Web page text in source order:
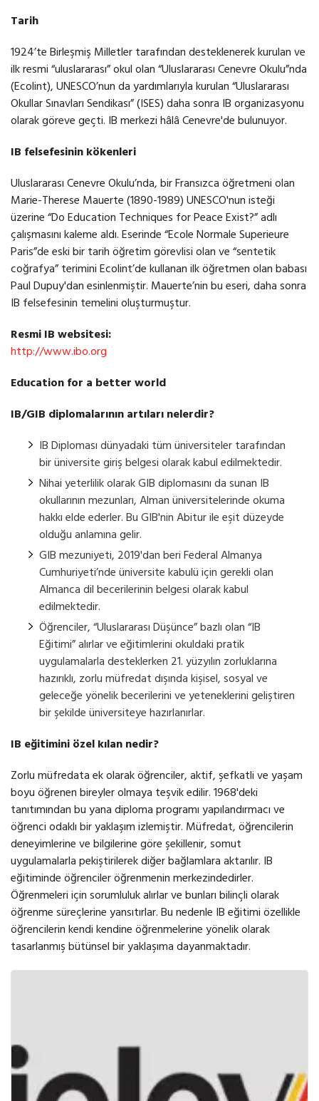
Tarih
1924’te Birleşmiş Milletler tarafından desteklenerek kurulan ve
ilk resmi “uluslararası” okul olan “Uluslararası Cenevre Okulu”nda
(Ecolint), UNESCO’nun da yardımlarıyla kurulan “Uluslararası
Okullar Sınavları Sendikası” (ISES) daha sonra IB organizasyonu
olarak göreve geçti. IB merkezi hâlâ Cenevre'de bulunuyor.
IB felsefesinin kökenleri
Uluslararası Cenevre Okulu’nda, bir Fransızca öğretmeni olan
Marie-Therese Mauerte (1890-1989) UNESCO'nun isteği
üzerine “Do Education Techniques for Peace Exist?” adlı
çalışmasını kaleme aldı. Eserinde “Ecole Normale Superieure
Paris”de eski bir tarih öğretim görevlisi olan ve “sentetik
coğrafya” terimini Ecolint’de kullanan ilk öğretmen olan babası
Paul Dupuy'dan esinlenmiştir. Mauerte’nin bu eseri, daha sonra
IB felsefesinin temelini oluşturmuştur.
Resmi IB websitesi:
http://www.ibo.org
Education for a better world
IB/GIB diplomalarının artıları nelerdir?
IB Diploması dünyadaki tüm üniversiteler tarafından
bir üniversite giriş belgesi olarak kabul edilmektedir.
Nihai yeterlilik olarak GIB diplomasını da sunan IB
okullarının mezunları, Alman üniversitelerinde okuma
hakkı elde ederler. Bu GIB'nin Abitur ile eşit düzeyde
olduğu anlamına gelir.
GIB mezuniyeti, 2019'dan beri Federal Almanya
Cumhuriyeti’nde üniversite kabulü için gerekli olan
Almanca dil becerilerinin belgesi olarak kabul
edilmektedir.
Öğrenciler, “Uluslararası Düşünce” bazlı olan “IB
Eğitimi” alırlar ve eğitimlerini okuldaki pratik
uygulamalarla desteklerken 21. yüzyılın zorluklarına
hazırıklı, zorlu müfredat dışında kişisel, sosyal ve
geleceğe yönelik becerilerini ve yeteneklerini geliştiren
bir şekilde üniversiteye hazırlanırlar.
IB eğitimini özel kılan nedir?
Zorlu müfredata ek olarak öğrenciler, aktif, şefkatli ve yaşam
boyu öğrenen bireyler olmaya teşvik edilir. 1968'deki
tanıtımından bu yana diploma programı yapılandırmacı ve
öğrenci odaklı bir yaklaşım izlemiştir. Müfredat, öğrencilerin
deneyimlerine ve bilgilerine göre şekillenir, somut
uygulamalarla pekiştirilerek diğer bağlamlara aktarılır. IB
eğitiminde öğrenciler öğrenmenin merkezindedirler.
Öğrenmeleri için sorumluluk alırlar ve bunları bilinçli olarak
öğrenme süreçlerine yansıtırlar. Bu nedenle IB eğitimi özellikle
öğrencilerin kendi kendine öğrenmelerine yönelik olarak
tasarlanmış bütünsel bir yaklaşıma dayanmaktadır.